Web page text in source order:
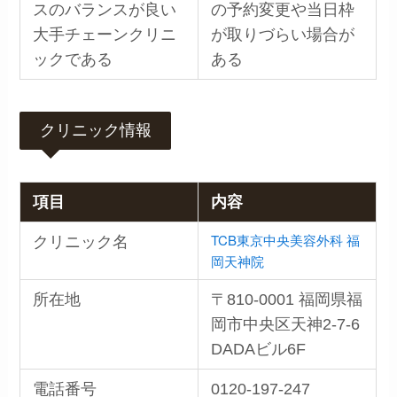
スのバランスが良い
大手チェーンクリニ
ックである
の予約変更や当日枠
が取りづらい場合が
ある
クリニック情報
項目 内容
クリニック名
TCB東京中央美容外科 福
岡天神院
所在地
〒810-0001 福岡県福
岡市中央区天神2-7-6
DADAビル6F
電話番号 0120-197-247